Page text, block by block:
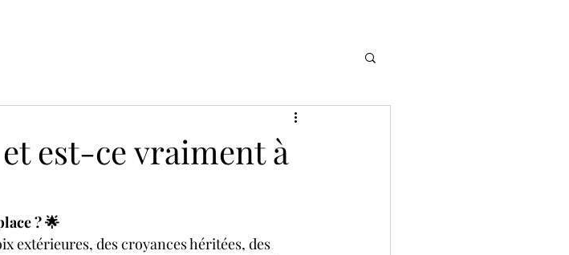
est-ce vraiment à
? 🌟
extérieures, des croyances héritées, des